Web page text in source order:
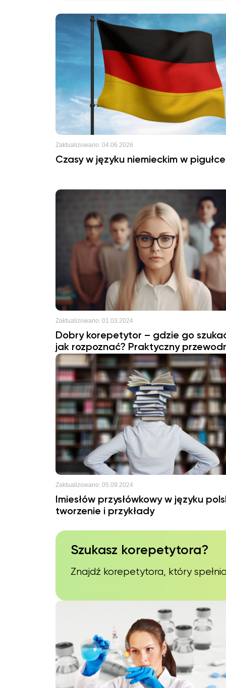
Zaktualizowano: 04.06.2026
Czasy w języku niemieckim w pigułce
Zaktualizowano: 01.03.2024
Dobry korepetytor – gdzie go
jak rozpoznać? Praktyczny
Zaktualizowano: 05.09.2024
Imiesłów przysłówkowy w języku
tworzenie i przykłady
Szukasz korepetytora?
Znajdź korepetytora, który